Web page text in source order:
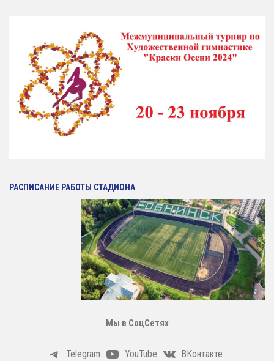
РАСПИСАНИЕ РАБОТЫ СТАДИОНА
Мы в СоцСетях
Telegram YouTube
ВКонтакте